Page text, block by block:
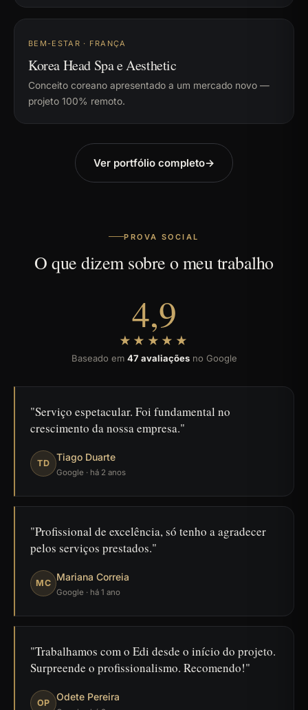
BEM-ESTAR · FRANÇA
Korea Head Spa e Aesthetic
Conceito coreano apresentado a um mercado novo —
projeto 100% remoto.
Ver portfólio completo→
PROVA SOCIAL
O que dizem sobre o meu trabalho
4,9
★★★★★
Baseado em 47 avaliaçõesno Google
Serviço espetacular. Foi fundamental no
crescimento da nossa empresa.
TD
Tiago Duarte
Google · há 2 anos
Profissional de excelência, só tenho a agradecer
pelos serviços prestados.
MC
Mariana Correia
Google · há 1 ano
Trabalhamos com o Edi desde o início do projeto.
Surpreende o profissionalismo. Recomendo!
OP
Odete Pereira